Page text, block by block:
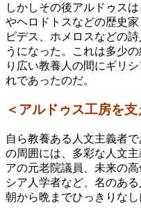
しかしその後アルドゥス
やヘロドトスなどの歴史
ピデス、ホメロスなどの
うになった。これは多少
り広い教養人の間にギリ
れであったのだ。
＜アルドゥス工房を
自ら教養ある人文主義者
の周囲には、多彩な人文
アの元老院議員、未来の
シア人学者など、名のあ
朝から晩までひっきりな